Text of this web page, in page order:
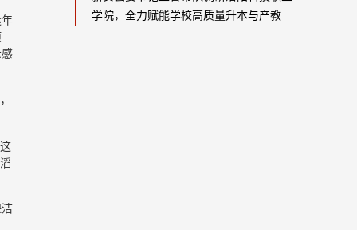
学院，全力赋能学校高质量升本与产教